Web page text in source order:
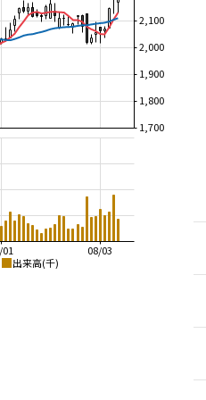
出来高(千)
08/03
1,700
1,800
1,900
2,000
2,100